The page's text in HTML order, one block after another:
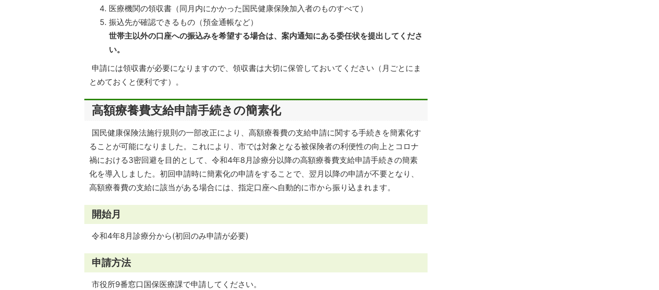
医療機関の領収書（同月内にかかった国民健康保険加入者のものすべて）
振込先が確認できるもの（預金通帳など）
世帯主以外の口座への振込みを希望する場合は、案内通知にある委任状を提出してくださ
い。
申請には領収書が必要になりますので、領収書は大切に保管しておいてください（月ごとにま
とめておくと便利です）。
高額療養費支給申請手続きの簡素化
国民健康保険法施行規則の一部改正により、高額療養費の支給申請に関する手続きを簡素化す
ることが可能になりました。これにより、市では対象となる被保険者の利便性の向上とコロナ
禍における3密回避を目的として、令和4年8月診療分以降の高額療養費支給申請手続きの簡素
化を導入しました。初回申請時に簡素化の申請をすることで、翌月以降の申請が不要となり、
高額療養費の支給に該当がある場合には、指定口座へ自動的に市から振り込まれます。
開始月
令和4年8月診療分から(初回のみ申請が必要)
申請方法
市役所9番窓口国保医療課で申請してください。